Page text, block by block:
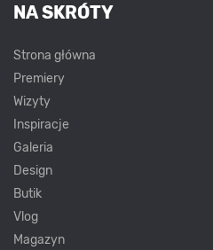
NA SKRÓTY
Strona główna
Premiery
Wizyty
Inspiracje
Galeria
Design
Butik
Vlog
Magazyn